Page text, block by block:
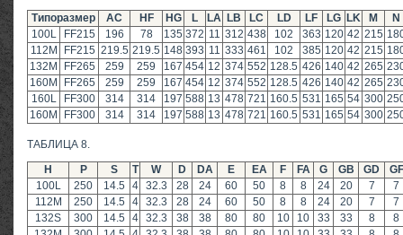
Типоразмер
AC HF HG L LA LB LC LD LF LG LK M
N
100L
FF215 196 78 135 372 11 312 438 102 363 120 42 215
112M
FF215 219.5 219.5 148 393 11 333 461 102 385 120 42 215
132M
FF265 259 259 167 454 12 374 552 128.5 426 140 42 265
160M
FF265 259 259 167 454 12 374 552 128.5 426 140 42 265
160L
FF300 314 314 197 588 13 478 721 160.5 531 165 54 300
160M
FF300 314 314 197 588 13 478 721 160.5 531 165 54 300
ТАБЛИЦА 8.
Н
P S T W D DA E EA F FA G GB GD
GF
100L
250 14.5 4 32.3 28 24 60 50 8 8 24 20 7
7
112M
250 14.5 4 32.3 28 24 60 50 8 8 24 20 7
7
132S
300 14.5 4 32.3 38 38 80 80 10 10 33 33 8
8